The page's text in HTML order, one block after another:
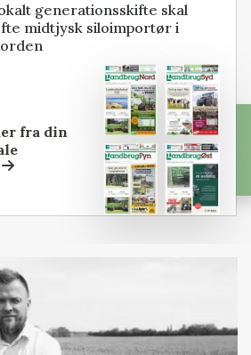
generationsskifte skal
midtjysk siloimportør i
fra din